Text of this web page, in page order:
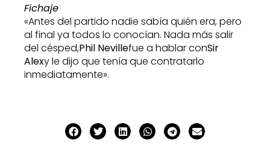
Fichaje
«Antes del partido nadie sabía quién era, pero
al final ya todos lo conocían. Nada más salir
del césped,Phil Nevillefue a hablar conSir
Alexy le dijo que tenía que contratarlo
inmediatamente».